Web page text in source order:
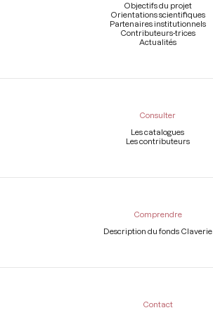
Objectifs du projet
Orientations scientifiques
Partenaires institutionnels
Contributeurs-trices
Actualités
Consulter
Les catalogues
Les contributeurs
Comprendre
Description du fonds Claverie
Contact